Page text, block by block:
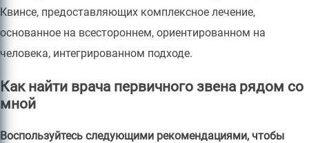
Квинсе, предоставляющих комплексное лечение,
основанное на всестороннем, ориентированном на
человека, интегрированном подходе.
Как найти врача первичного звена рядом со
мной
Воспользуйтесь следующими рекомендациями, чтобы